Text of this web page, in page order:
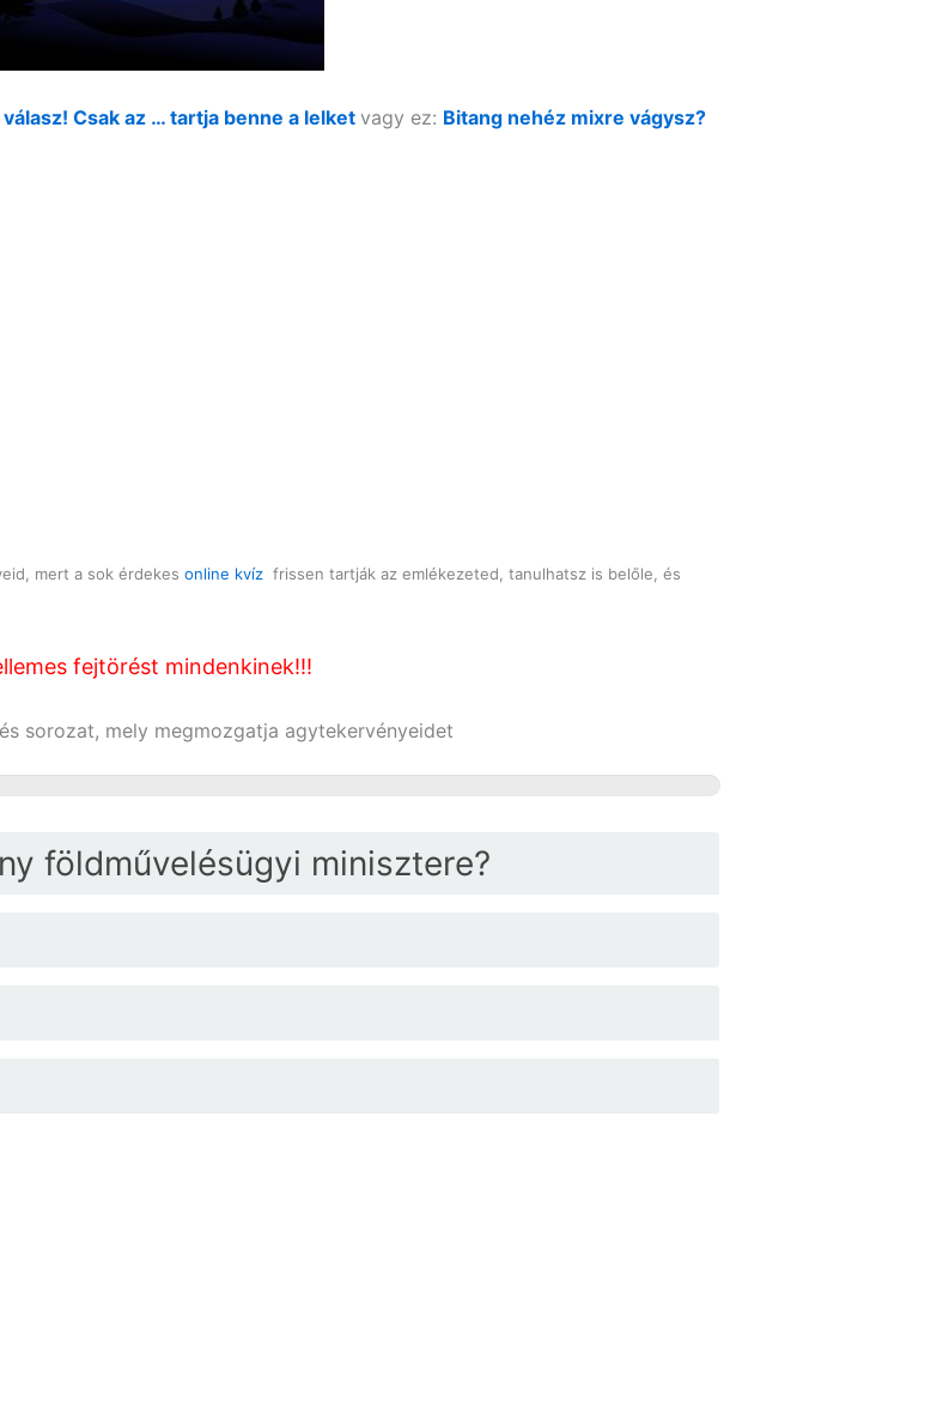
Csak az … tartja benne a lelketvagy ez: Bitang nehéz mixre vágysz?
mert a sok érdekes online kvíz frissen tartják az emlékezeted, tanulhatsz is belőle, és
fejtörést mindenkinek!!!
sorozat, mely megmozgatja agytekervényeidet
földművelésügyi minisztere?